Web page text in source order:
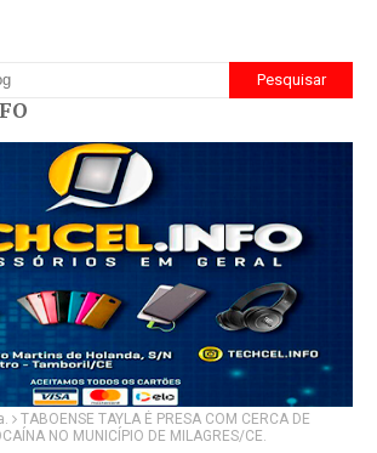
TABOENSE TAYLA É PRESA COM CERCA DE
NO MUNICÍPIO DE MILAGRES/CE.